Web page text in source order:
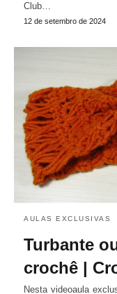
Club…
12 de setembro de 2024
AULAS EXCLUSIVAS
Turbante
crochê |
Nesta videoaula